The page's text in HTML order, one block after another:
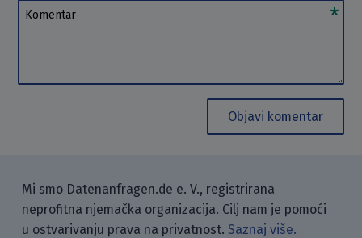
Komentar
Objavi komentar
Mi smo Datenanfragen.de e. V., registrirana
neprofitna njemačka organizacija. Cilj nam je pomoći
u ostvarivanju prava na privatnost. Saznaj više.